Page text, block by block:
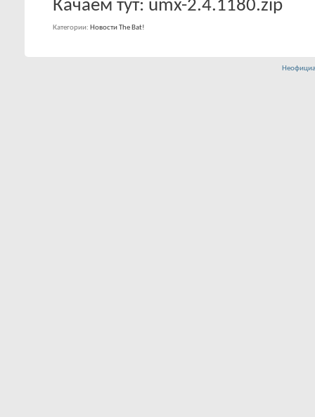
Качаем тут: umx-2.4.1180.zip
Категории Новости The Bat!